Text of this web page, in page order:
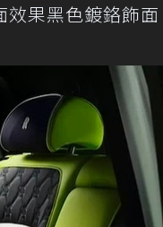
果黑色鍍鉻飾